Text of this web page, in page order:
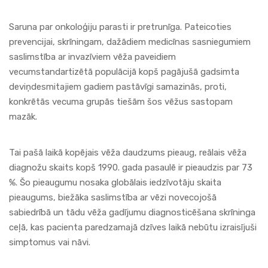
Saruna par onkoloģiju parasti ir pretrunīga. Pateicoties
prevencijai, skrīningam, dažādiem medicīnas sasniegumiem
saslimstība ar invazīviem vēža paveidiem
vecumstandartizētā populācijā kopš pagājušā gadsimta
deviņdesmitajiem gadiem pastāvīgi samazinās, proti,
konkrētās vecuma grupās tiešām šos vēžus sastopam
mazāk.
Tai pašā laikā kopējais vēža daudzums pieaug, reālais vēža
diagnožu skaits kopš 1990. gada pasaulē ir pieaudzis par 73
%. Šo pieaugumu nosaka globālais iedzīvotāju skaita
pieaugums, biežāka saslimstība ar vēzi novecojošā
sabiedrībā un tādu vēža gadījumu diagnosticēšana skrīninga
ceļā, kas pacienta paredzamajā dzīves laikā nebūtu izraisījuši
simptomus vai nāvi.